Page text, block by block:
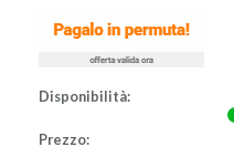
Disponibilità:
Prezzo: